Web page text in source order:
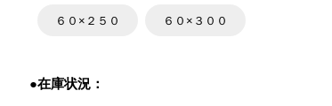
６０×２５０ ６０×３００
●在庫状況：